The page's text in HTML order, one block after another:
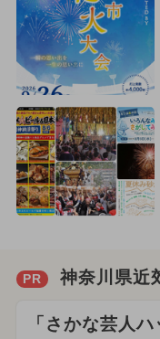
PR 神奈川県近
「さかな芸人